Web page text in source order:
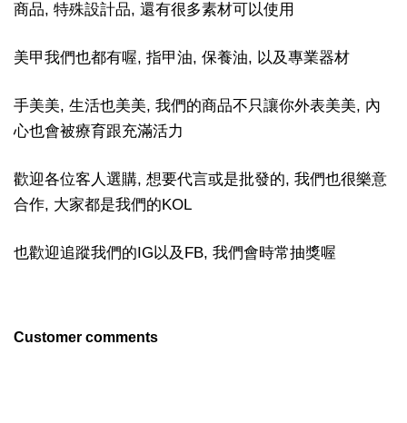
商品, 特殊設計品, 還有很多素材可以使用
美甲我們也都有喔, 指甲油, 保養油, 以及專業器材
手美美, 生活也美美, 我們的商品不只讓你外表美美, 內
心也會被療育跟充滿活力
歡迎各位客人選購, 想要代言或是批發的, 我們也很樂意
合作, 大家都是我們的KOL
也歡迎追蹤我們的IG以及FB, 我們會時常抽獎喔
Customer comments